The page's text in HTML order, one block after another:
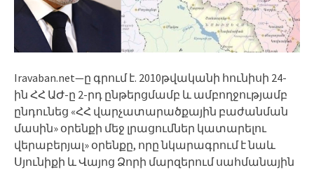
Iravaban.net—ը գրում է. 2010թվականի հունիսի 24-
ին ՀՀ ԱԺ-ը 2-րդ ընթերցմամբ և ամբողջությամբ
ընդունեց «ՀՀ վարչատարածքային բաժանման
մասին» օրենքի մեջ լրացումներ կատարելու
վերաբերյալ» օրենքը, որը նկարագրում է նաև
Սյունիքի և Վայոց Ձորի մարզերում սահմանային